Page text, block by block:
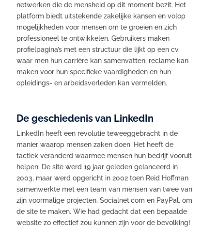
netwerken die de mensheid op dit moment bezit. Het
platform biedt uitstekende zakelijke kansen en volop
mogelijkheden voor mensen om te groeien en zich
professioneel te ontwikkelen. Gebruikers maken
profielpagina’s met een structuur die lijkt op een cv,
waar men hun carrière kan samenvatten, reclame kan
maken voor hun specifieke vaardigheden en hun
opleidings- en arbeidsverleden kan vermelden.
De geschiedenis van LinkedIn
LinkedIn heeft een revolutie teweeggebracht in de
manier waarop mensen zaken doen. Het heeft de
tactiek veranderd waarmee mensen hun bedrijf vooruit
helpen. De site werd 19 jaar geleden gelanceerd in
2003, maar werd opgericht in 2002 toen Reid Hoffman
samenwerkte met een team van mensen van twee van
zijn voormalige projecten, Socialnet.com en PayPal, om
de site te maken. Wie had gedacht dat een bepaalde
website zo effectief zou kunnen zijn voor de bevolking!